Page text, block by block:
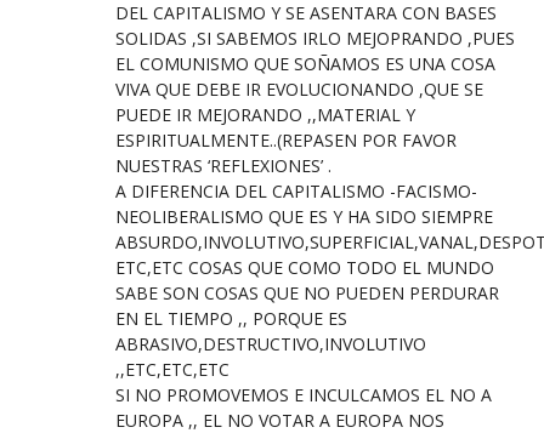
DEL CAPITALISMO Y SE ASENTARA CON BASES
SOLIDAS ,SI SABEMOS IRLO MEJOPRANDO ,PUES
EL COMUNISMO QUE SOÑAMOS ES UNA COSA
VIVA QUE DEBE IR EVOLUCIONANDO ,QUE SE
PUEDE IR MEJORANDO ,,MATERIAL Y
ESPIRITUALMENTE..(REPASEN POR FAVOR
NUESTRAS ‘REFLEXIONES’ .
A DIFERENCIA DEL CAPITALISMO -FACISMO-
NEOLIBERALISMO QUE ES Y HA SIDO SIEMPRE
ETC,ETC COSAS QUE COMO TODO EL MUNDO
SABE SON COSAS QUE NO PUEDEN PERDURAR
EN EL TIEMPO ,, PORQUE ES
ABRASIVO,DESTRUCTIVO,INVOLUTIVO
,,ETC,ETC,ETC
SI NO PROMOVEMOS E INCULCAMOS EL NO A
EUROPA ,, EL NO VOTAR A EUROPA NOS